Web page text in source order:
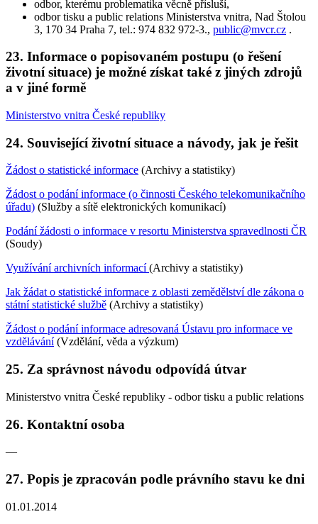
odbor, kterému problematika věcně přísluší,
odbor tisku a public relations Ministerstva vnitra, Nad Štolou
3, 170 34 Praha 7, tel.: 974 832 972-3., public@mvcr.cz .
23. Informace o popisovaném postupu (o řešení
životní situace) je možné získat také z jiných zdrojů
a v jiné formě
Ministerstvo vnitra České republiky
24. Související životní situace a návody, jak je řešit
Žádost o statistické informace (Archivy a statistiky)
Žádost o podání informace (o činnosti Českého telekomunikačního
úřadu) (Služby a sítě elektronických komunikací)
Podání žádosti o informace v resortu Ministerstva spravedlnosti ČR
(Soudy)
Využívání archivních informací(Archivy a statistiky)
Jak žádat o statistické informace z oblasti zemědělství dle zákona o
státní statistické službě (Archivy a statistiky)
Žádost o podání informace adresovaná Ústavu pro informace ve
vzdělávání(Vzdělání, věda a výzkum)
25. Za správnost návodu odpovídá útvar
Ministerstvo vnitra České republiky - odbor tisku a public relations
26. Kontaktní osoba
—
27. Popis je zpracován podle právního stavu ke dni
01.01.2014